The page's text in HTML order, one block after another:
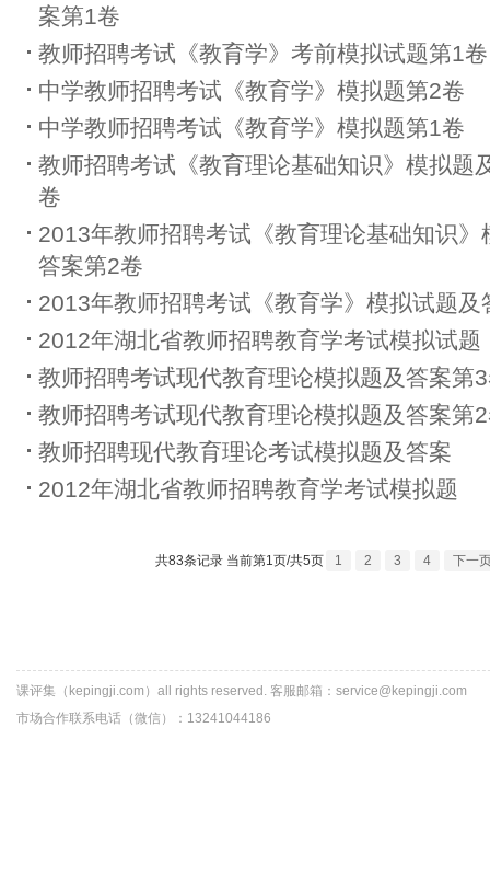
案第1卷
教师招聘考试《教育学》考前模拟试题第1卷
中学教师招聘考试《教育学》模拟题第2卷
中学教师招聘考试《教育学》模拟题第1卷
教师招聘考试《教育理论基础知识》模拟题
卷
2013年教师招聘考试《教育理论基础知识》
答案第2卷
2013年教师招聘考试《教育学》模拟试题及
2012年湖北省教师招聘教育学考试模拟试题
教师招聘考试现代教育理论模拟题及答案第
教师招聘考试现代教育理论模拟题及答案第
教师招聘现代教育理论考试模拟题及答案
2012年湖北省教师招聘教育学考试模拟题
共83条记录 当前第1页/共5页 1 2 3 4 下一
课评集（kepingji.com）all rights reserved. 客服邮箱：service@kepingji.com
市场合作联系电话（微信）：13241044186